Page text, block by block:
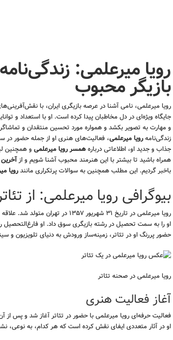
رویا میرعلمی:
بازیگر محبوب
رویا میرعلمی، نامی آشنا در عرصه بازیگری ایران، با
جایگاه ویژه‌ای در دل مخاطبان پیدا کرده است. او با استعداد و
و مهارت به تصویر بکشد و همواره مورد تحسین منتقدان و
زندگی‌نامهرویا میرعلمی، فعالیت‌های هنری او از جمله حضور در
جذاب و جدید او، اطلاعاتی دربارههمسر رویا میرعلمیو همچنین
همراه باشید تا بیشتر با این هنرمند محبوب آشنا شویم و از
باخبر گردیم. این مطلب همچنین به سوالات پرتکراری مانندرویا
بیوگرافی رویا میرعلمی: از
رویا میرعلمی در تاریخ ۳۱ شهریور
او را به سمت تحصیل در رشته بازیگری سوق داد. او
حضور پررنگ او در تئاتر، زمینه‌ساز ورودش به دنیای تلویزیون و
رویا میرعلمی در صحنه تئاتر
آغاز فعالیت هنری
فعالیت حرفه‌ای رویا میرعلمی با حضور در تئاتر آغاز شد و پس از
او در آثار متعددی ایفای نقش کرده است که هر کدام، به نوعی،